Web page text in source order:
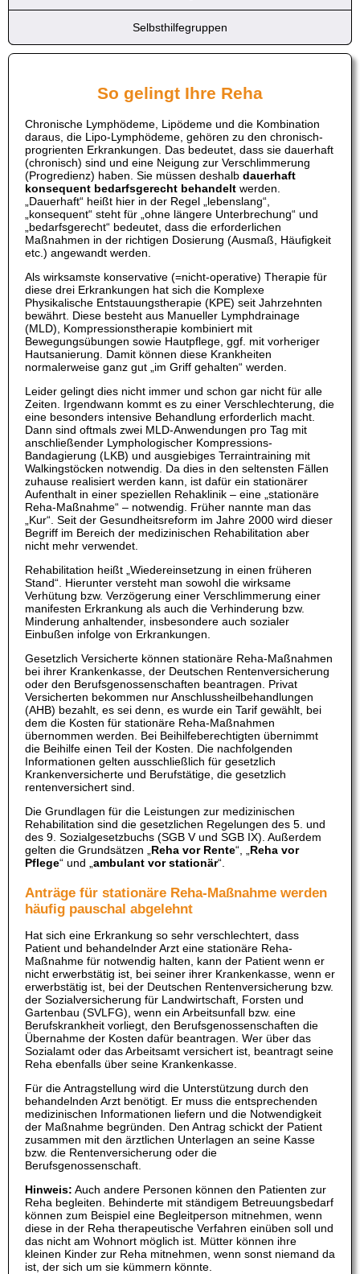
Selbsthilfegruppen
So gelingt Ihre Reha
Chronische Lymphödeme, Lipödeme und die Kombination
daraus, die Lipo-Lymphödeme, gehören zu den chronisch-
progrienten Erkrankungen. Das bedeutet, dass sie dauerhaft
(chronisch) sind und eine Neigung zur Verschlimmerung
(Progredienz) haben. Sie müssen deshalb dauerhaft
konsequent bedarfsgerecht behandelt werden.
„Dauerhaft“ heißt hier in der Regel „lebenslang“,
„konsequent“ steht für „ohne längere Unterbrechung“ und
„bedarfsgerecht“ bedeutet, dass die erforderlichen
Maßnahmen in der richtigen Dosierung (Ausmaß, Häufigkeit
etc.) angewandt werden.
Als wirksamste konservative (=nicht-operative) Therapie für
diese drei Erkrankungen hat sich die Komplexe
Physikalische Entstauungstherapie (KPE) seit Jahrzehnten
bewährt. Diese besteht aus Manueller Lymphdrainage
(MLD), Kompressionstherapie kombiniert mit
Bewegungsübungen sowie Hautpflege, ggf. mit vorheriger
Hautsanierung. Damit können diese Krankheiten
normalerweise ganz gut „im Griff gehalten“ werden.
Leider gelingt dies nicht immer und schon gar nicht für alle
Zeiten. Irgendwann kommt es zu einer Verschlechterung, die
eine besonders intensive Behandlung erforderlich macht.
Dann sind oftmals zwei MLD-Anwendungen pro Tag mit
anschließender Lymphologischer Kompressions-
Bandagierung (LKB) und ausgiebiges Terraintraining mit
Walkingstöcken notwendig. Da dies in den seltensten Fällen
zuhause realisiert werden kann, ist dafür ein stationärer
Aufenthalt in einer speziellen Rehaklinik – eine „stationäre
Reha-Maßnahme“ – notwendig. Früher nannte man das
„Kur“. Seit der Gesundheitsreform im Jahre 2000 wird dieser
Begriff im Bereich der medizinischen Rehabilitation aber
nicht mehr verwendet.
Rehabilitation heißt „Wiedereinsetzung in einen früheren
Stand“. Hierunter versteht man sowohl die wirksame
Verhütung bzw. Verzögerung einer Verschlimmerung einer
manifesten Erkrankung als auch die Verhinderung bzw.
Minderung anhaltender, insbesondere auch sozialer
Einbußen infolge von Erkrankungen.
Gesetzlich Versicherte können stationäre Reha-Maßnahmen
bei ihrer Krankenkasse, der Deutschen Rentenversicherung
oder den Berufsgenossenschaften beantragen. Privat
Versicherten bekommen nur Anschlussheilbehandlungen
(AHB) bezahlt, es sei denn, es wurde ein Tarif gewählt, bei
dem die Kosten für stationäre Reha-Maßnahmen
übernommen werden. Bei Beihilfeberechtigten übernimmt
die Beihilfe einen Teil der Kosten. Die nachfolgenden
Informationen gelten ausschließlich für gesetzlich
Krankenversicherte und Berufstätige, die gesetzlich
rentenversichert sind.
Die Grundlagen für die Leistungen zur medizinischen
Rehabilitation sind die gesetzlichen Regelungen des 5. und
des 9. Sozialgesetzbuchs (SGB V und SGB IX). Außerdem
gelten die Grundsätzen „ Reha vor Rente“, „ Reha vor
Pflege“ und „ ambulant vor stationär“.
Anträge für stationäre Reha-Maßnahme werden
häufig pauschal abgelehnt
Hat sich eine Erkrankung so sehr verschlechtert, dass
Patient und behandelnder Arzt eine stationäre Reha-
Maßnahme für notwendig halten, kann der Patient wenn er
nicht erwerbstätig ist, bei seiner ihrer Krankenkasse, wenn er
erwerbstätig ist, bei der Deutschen Rentenversicherung bzw.
der Sozialversicherung für Landwirtschaft, Forsten und
Gartenbau (SVLFG), wenn ein Arbeitsunfall bzw. eine
Berufskrankheit vorliegt, den Berufsgenossenschaften die
Übernahme der Kosten dafür beantragen. Wer über das
Sozialamt oder das Arbeitsamt versichert ist, beantragt seine
Reha ebenfalls über seine Krankenkasse.
Für die Antragstellung wird die Unterstützung durch den
behandelnden Arzt benötigt. Er muss die entsprechenden
medizinischen Informationen liefern und die Notwendigkeit
der Maßnahme begründen. Den Antrag schickt der Patient
zusammen mit den ärztlichen Unterlagen an seine Kasse
bzw. die Rentenversicherung oder die
Berufsgenossenschaft.
Hinweis: Auch andere Personen können den Patienten zur
Reha begleiten. Behinderte mit ständigem Betreuungsbedarf
können zum Beispiel eine Begleitperson mitnehmen, wenn
diese in der Reha therapeutische Verfahren einüben soll und
das nicht am Wohnort möglich ist. Mütter können ihre
kleinen Kinder zur Reha mitnehmen, wenn sonst niemand da
ist, der sich um sie kümmern könnte.